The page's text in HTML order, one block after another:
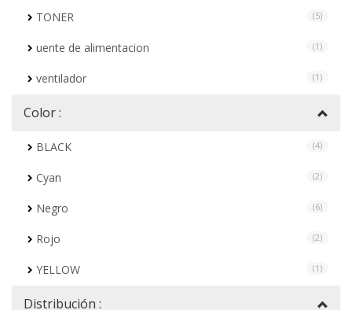
TONER (5)
uente de alimentacion (1)
ventilador (1)
Color :
BLACK (4)
Cyan (2)
Negro (6)
Rojo (2)
YELLOW (1)
Distribución :